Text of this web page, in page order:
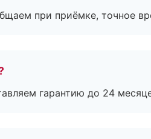
при приёмке, точное
гарантию до 24